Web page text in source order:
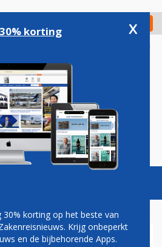
Check in
Podcasts Vacatures
korting x
korting op het beste van
Krijg onbeperkt
en de bijbehorende Apps.